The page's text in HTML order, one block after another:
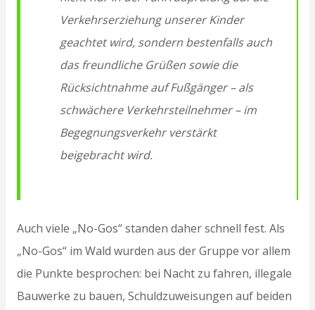
Verkehrserziehung unserer Kinder
geachtet wird, sondern bestenfalls auch
das freundliche Grüßen sowie die
Rücksichtnahme auf Fußgänger – als
schwächere Verkehrsteilnehmer – im
Begegnungsverkehr verstärkt
beigebracht wird.
Auch viele „No-Gos“ standen daher schnell fest. Als
„No-Gos“ im Wald wurden aus der Gruppe vor allem
die Punkte besprochen: bei Nacht zu fahren, illegale
Bauwerke zu bauen, Schuldzuweisungen auf beiden